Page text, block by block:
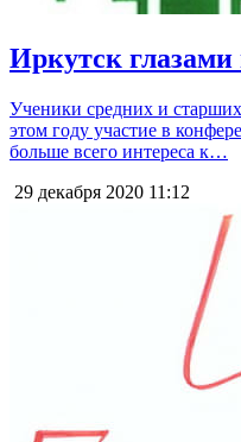
Иркутск
Ученики средних и
этом году участие в
больше всего интереса к…
29 декабря 2020 11:12